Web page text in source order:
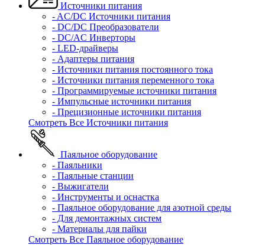
Источники питания
- AC/DC Источники питания
- DC/DC Преобразователи
- DC/AC Инверторы
- LED-драйверы
- Адаптеры питания
- Источники питания постоянного тока
- Источники питания переменного тока
- Программируемые источники питания
- Импульсные источники питания
- Прецизионные источники питания
Смотреть Все Источники питания
Паяльное оборудование
- Паяльники
- Паяльные станции
- Выжигатели
- Инструменты и оснастка
- Паяльное оборудование для азотной среды
- Для демонтажных систем
- Материалы для пайки
Смотреть Все Паяльное оборудование